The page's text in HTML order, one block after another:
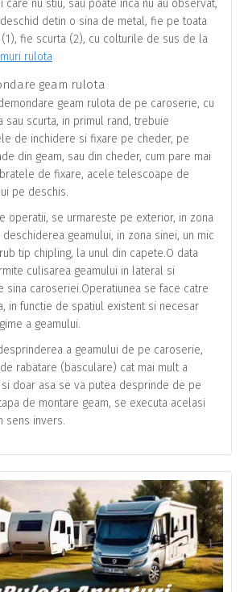
care nu stiu, sau poate inca nu au observat,
detin o sina de metal, fie pe toata
(1), fie scurta (2), cu colturile de sus de la
geam rulota
geam rulota de pe caroserie, cu
sau scurta, in primul rand, trebuie
de inchidere si fixare pe cheder, pe
din geam, sau din cheder, cum pare mai
de fixare, acele telescoape de
pe deschis.
operatii, se urmareste pe exterior, in zona
geamului, in zona sinei, un mic
tip chipling, la unul din capete.O data
culisarea geamului in lateral si
sina caroseriei.Operatiunea se face catre
in functie de spatiul existent si necesar
a geamului.
a geamului de pe caroserie,
rabatare (basculare) cat mai mult a
doar asa se va putea desprinde de pe
de montare geam, se executa acelasi
sens invers.